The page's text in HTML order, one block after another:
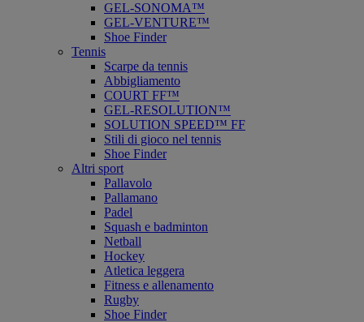
GEL-SONOMA™
GEL-VENTURE™
Shoe Finder
Tennis
Scarpe da tennis
Abbigliamento
COURT FF™
GEL-RESOLUTION™
SOLUTION SPEED™ FF
Stili di gioco nel tennis
Shoe Finder
Altri sport
Pallavolo
Pallamano
Padel
Squash e badminton
Netball
Hockey
Atletica leggera
Fitness e allenamento
Rugby
Shoe Finder